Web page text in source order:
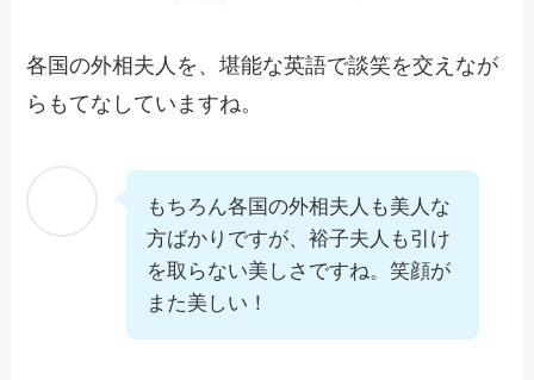
各国の外相夫人を、堪能な英語で談笑を交えなが
らもてなしていますね。
もちろん各国の外相夫人も美人な
方ばかりですが、裕子夫人も引け
を取らない美しさですね。笑顔が
また美しい！